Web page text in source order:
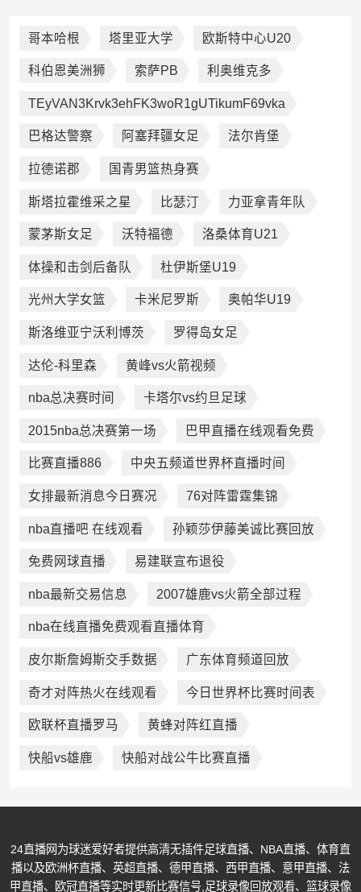
哥本哈根 塔里亚大学 欧斯特中心U20
科伯恩美洲狮 索萨PB 利奥维克多
TEyVAN3Krvk3ehFK3woR1gUTikumF69vka
巴格达警察 阿塞拜疆女足 法尔肯堡
拉德诺郡 国青男篮热身赛
斯塔拉霍维采之星 比瑟汀 力亚拿青年队
蒙茅斯女足 沃特福德 洛桑体育U21
体操和击剑后备队 杜伊斯堡U19
光州大学女篮 卡米尼罗斯 奥帕华U19
斯洛维亚宁沃利博茨 罗得岛女足
达伦-科里森 黄峰vs火箭视频
nba总决赛时间 卡塔尔vs约旦足球
2015nba总决赛第一场 巴甲直播在线观看免费
比赛直播886 中央五频道世界杯直播时间
女排最新消息今日赛况 76对阵雷霆集锦
nba直播吧 在线观看 孙颖莎伊藤美诚比赛回放
免费网球直播 易建联宣布退役
nba最新交易信息 2007雄鹿vs火箭全部过程
nba在线直播免费观看直播体育
皮尔斯詹姆斯交手数据 广东体育频道回放
奇才对阵热火在线观看 今日世界杯比赛时间表
欧联杯直播罗马 黄蜂对阵红直播
快船vs雄鹿 快船对战公牛比赛直播
24直播网为球迷爱好者提供高清无插件足球直播、NBA直播、体育直
播以及欧洲杯直播、英超直播、德甲直播、西甲直播、意甲直播、法
甲直播、欧冠直播等实时更新比赛信号,足球录像回放观看、篮球录像